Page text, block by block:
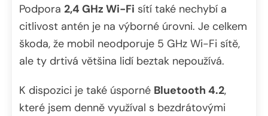
Podpora 2,4 GHz Wi-Fi sítí také nechybí a
citlivost antén je na výborné úrovni. Je celkem
škoda, že mobil neodporuje 5 GHz Wi-Fi sítě,
ale ty drtivá většina lidí beztak nepoužívá.
K dispozici je také úsporné Bluetooth 4.2,
které jsem denně využíval s bezdrátovými